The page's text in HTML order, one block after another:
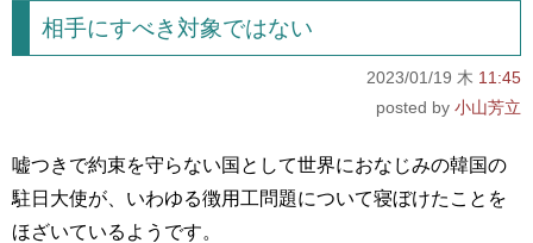
相手にすべき対象ではない
2023/01/19 木 11:45
小山芳立
嘘つきで約束を守らない国として世界におなじみの韓国の
駐日大使が、いわゆる徴用工問題について寝ぼけたことを
ほざいているようです。